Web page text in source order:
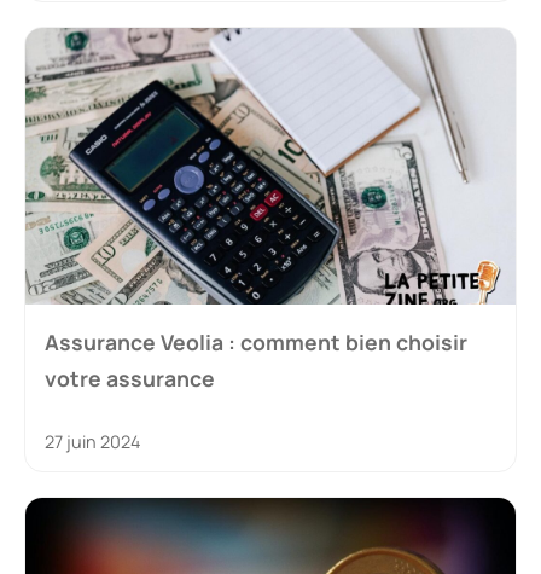
Assurance Veolia : comment bien choisir
votre assurance
27 juin 2024